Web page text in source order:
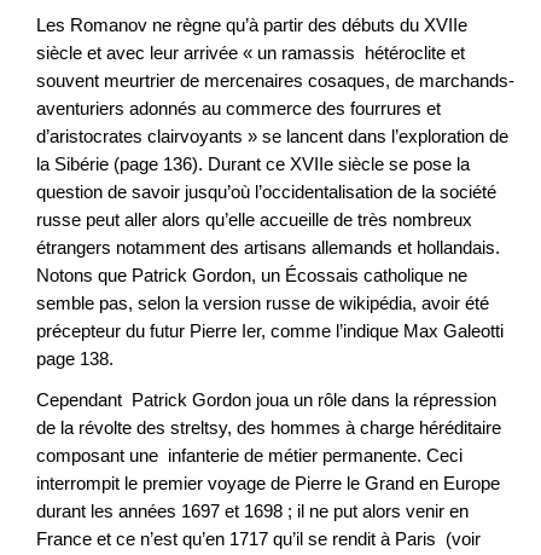
Les Romanov ne règne qu’à partir des débuts du XVIIe
siècle et avec leur arrivée « un ramassis hétéroclite et
souvent meurtrier de mercenaires cosaques, de marchands-
aventuriers adonnés au commerce des fourrures et
d’aristocrates clairvoyants » se lancent dans l’exploration de
la Sibérie (page 136). Durant ce XVIIe siècle se pose la
question de savoir jusqu’où l’occidentalisation de la société
russe peut aller alors qu’elle accueille de très nombreux
étrangers notamment des artisans allemands et hollandais.
Notons que Patrick Gordon, un Écossais catholique ne
semble pas, selon la version russe de wikipédia, avoir été
précepteur du futur Pierre Ier, comme l’indique Max Galeotti
page 138.
Cependant Patrick Gordon joua un rôle dans la répression
de la révolte des streltsy, des hommes à charge héréditaire
composant une infanterie de métier permanente. Ceci
interrompit le premier voyage de Pierre le Grand en Europe
durant les années 1697 et 1698 ; il ne put alors venir en
France et ce n’est qu’en 1717 qu’il se rendit à Paris (voir